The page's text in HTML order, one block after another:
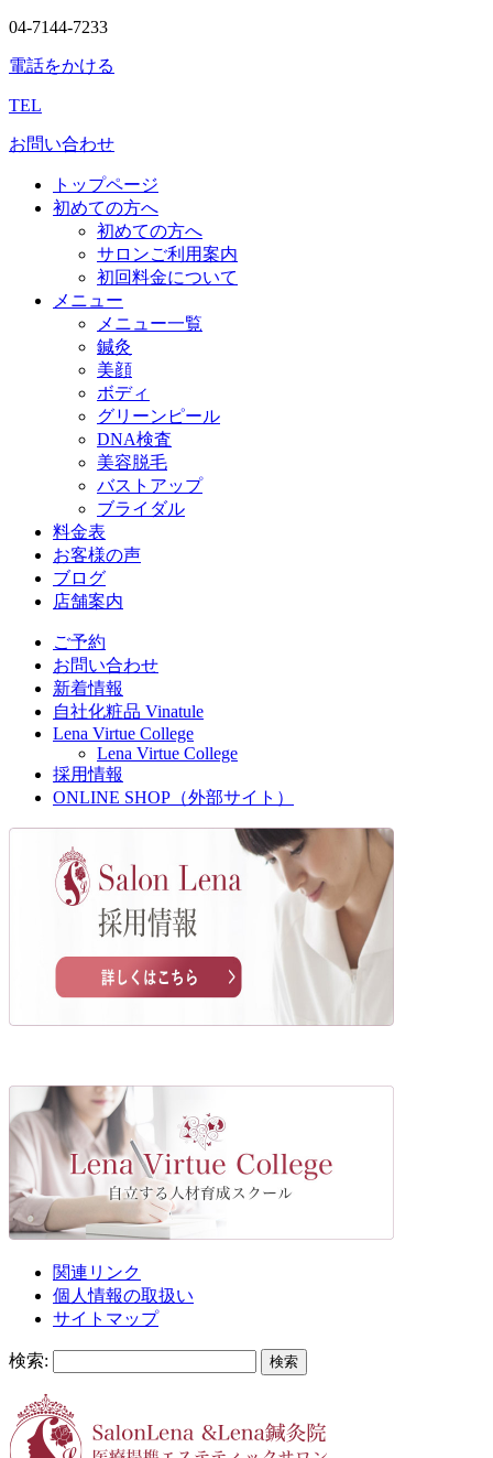
04-7144-7233
電話をかける
TEL
お問い合わせ
トップページ
初めての方へ
初めての方へ
サロンご利用案内
初回料金について
メニュー
メニュー一覧
鍼灸
美顔
ボディ
グリーンピール
DNA検査
美容脱毛
バストアップ
ブライダル
料金表
お客様の声
ブログ
店舗案内
ご予約
お問い合わせ
新着情報
自社化粧品 Vinatule
Lena Virtue College
Lena Virtue College
採用情報
ONLINE SHOP（外部サイト）
関連リンク
個人情報の取扱い
サイトマップ
検索: